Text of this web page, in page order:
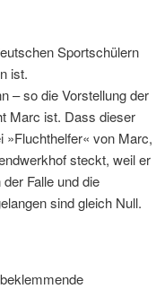
Sportschülern
ist.
– so die Vorstellung der
Marc ist. Dass dieser
»Fluchthelfer« von Marc,
steckt, weil er
Falle und die
sind gleich Null.